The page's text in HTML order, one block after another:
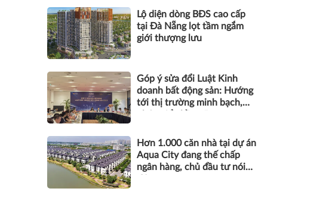
Lộ diện dòng BĐS cao cấp
tại Đà Nẵng lọt tầm ngắm
giới thượng lưu
Góp ý sửa đổi Luật Kinh
doanh bất động sản: Hướng
tới thị trường minh bạch,
Hơn 1.000 căn nhà tại dự án
Aqua City đang thế chấp
ngân hàng, chủ đầu tư nói